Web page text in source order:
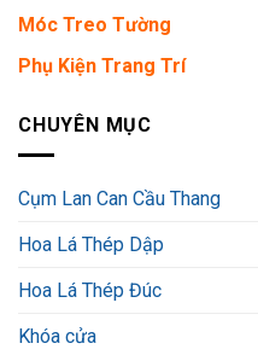
Móc Treo Tường
Phụ Kiện Trang Trí
CHUYÊN MỤC
Cụm Lan Can Cầu Thang
Hoa Lá Thép Dập
Hoa Lá Thép Đúc
Khóa cửa